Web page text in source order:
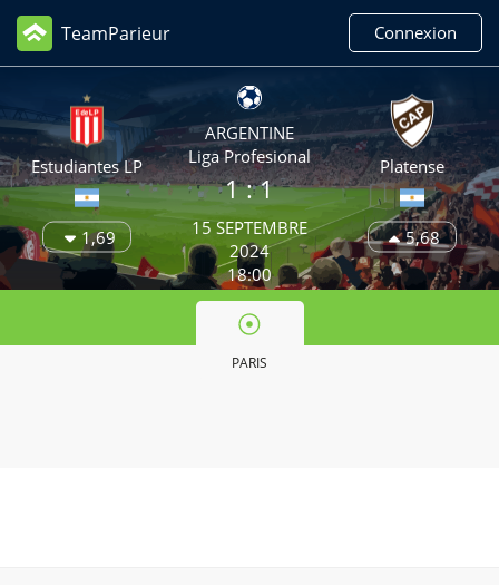
TeamParieur Connexion
Estudiantes LP
1,69
ARGENTINE
Liga Profesional
1 : 1
15 SEPTEMBRE
2024
18:00
Platense
5,68
PARIS